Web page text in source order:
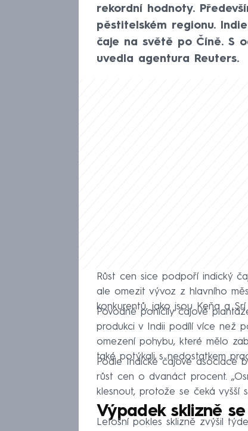
rekordní hodnoty.
pěstitelském regionu.
čaje na světě po Číně. S
uvedla agentura Reuters.
Růst cen sice podpoří indický
ale omezit vývoz z hlavního
konkurentů, jako jsou Keňa a Srí
Povodně poničily čajové
produkci v Indii podílí více než
omezení pohybu, které mělo
také potýkali s nedostatkem
Podle Indické čajové asociace
růst cen o dvanáct procent.
klesnout, protože se čeká vyšší
Výpadek sklizně
Letošní pokles sklizně zvýšil